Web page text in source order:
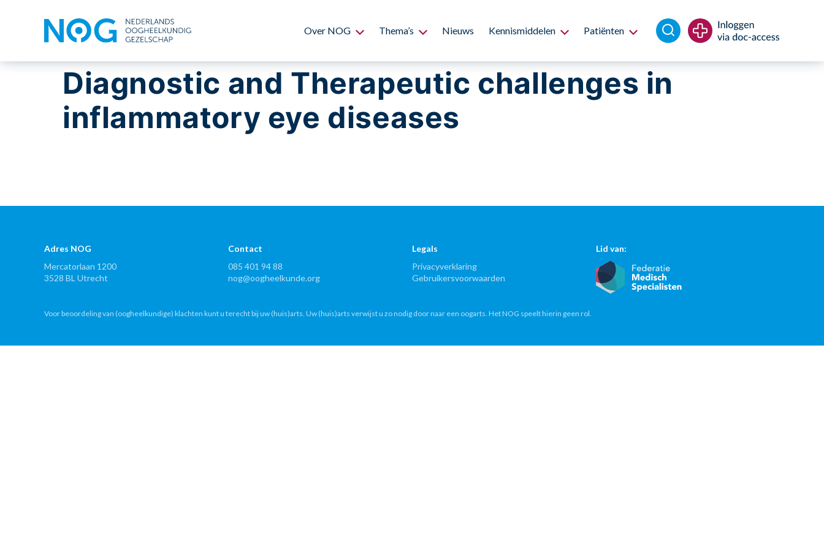
Over NOG Thema’s Nieuws Kennismiddelen Patiënten
Diagnostic and Therapeutic challenges in
inflammatory eye diseases
Adres NOG
Mercatorlaan 1200
3528 BL Utrecht
Contact
085 401 94 88
nog@oogheelkunde.org
Legals
Privacyverklaring
Gebruikersvoorwaarden
Lid van:
Voor beoordeling van (oogheelkundige) klachten kunt u terecht bij uw (huis)arts. Uw (huis)arts verwijst u zo nodig door naar een oogarts. Het NOG speelt hierin geen rol.